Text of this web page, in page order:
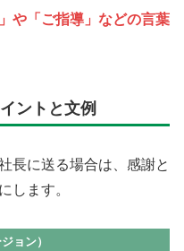
や「ご指導」などの言葉
ントと文例
長に送る場合は、感謝と
します。
ョン）